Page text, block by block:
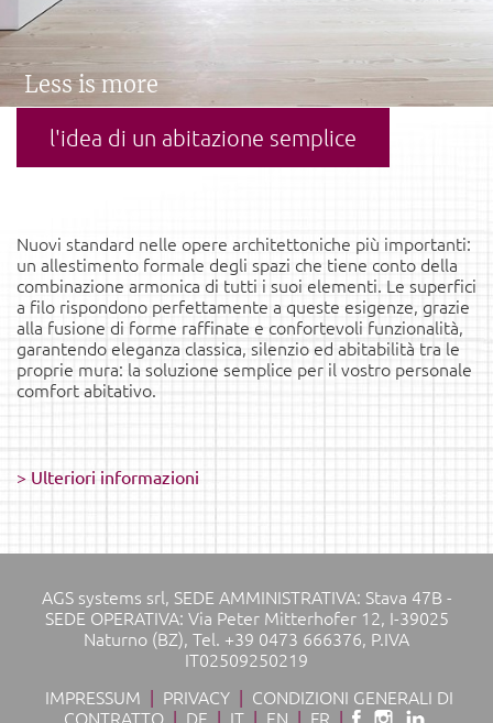
Less is more
l'idea di un abitazione semplice
Nuovi standard nelle opere architettoniche più importanti:
un allestimento formale degli spazi che tiene conto della
combinazione armonica di tutti i suoi elementi. Le superfici
a filo rispondono perfettamente a queste esigenze, grazie
alla fusione di forme raffinate e confortevoli funzionalità,
garantendo eleganza classica, silenzio ed abitabilità tra le
proprie mura: la soluzione semplice per il vostro personale
comfort abitativo.
> Ulteriori informazioni
AGS systems srl, SEDE AMMINISTRATIVA: Stava 47B -
SEDE OPERATIVA: Via Peter Mitterhofer 12, I-39025
Naturno (BZ), Tel. +39 0473 666376, P.IVA
IT02509250219
IMPRESSUM | PRIVACY | CONDIZIONI GENERALI DI
CONTRATTO | DE | IT | EN | FR |